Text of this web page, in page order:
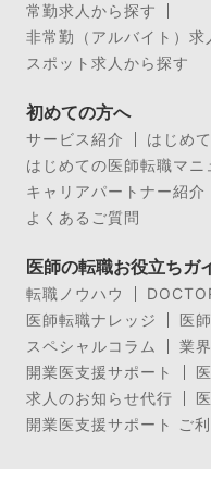
常勤求人から探す
非常勤（アルバイト）求
スポット求人から探す
初めての方へ
サービス紹介
はじめ
はじめての医師転職マニ
キャリアパートナー紹介
よくあるご質問
医師の転職お役立ちガ
転職ノウハウ
医師転職ナレッジ
医
スペシャルコラム
業
開業医支援サポート
求人のお知らせ代行
開業医支援サポート ご